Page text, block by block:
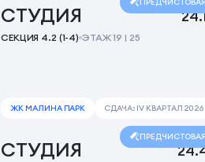
СТУДИЯ
СЕКЦИЯ 4.2 (1-4) ЭТАЖ 19 | 25
ЖК МАЛИНА ПАРК СДАЧА: IV КВАРТАЛ 2026
СТУДИЯ